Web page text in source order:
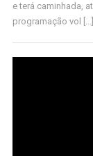
e terá caminhada,
programação vol [...]